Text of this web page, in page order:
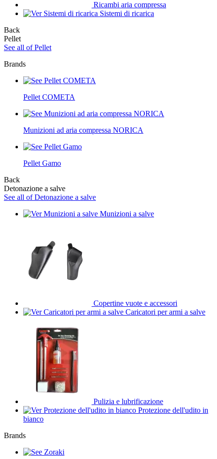
Ricambi aria compressa
Sistemi di ricarica
Back
Pellet
See all of Pellet
Brands
Pellet COMETA
Munizioni ad aria compressa NORICA
Pellet Gamo
Back
Detonazione a salve
See all of Detonazione a salve
Munizioni a salve
Copertine vuote e accessori
Caricatori per armi a salve
Pulizia e lubrificazione
Protezione dell'udito in
bianco
Brands